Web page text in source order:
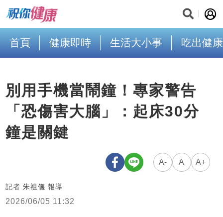
首頁 健康即時 生活大小事 吃出健康
別用手機當鬧鐘！專家警告
「恐傷害大腦」：起床30分
鐘是關鍵
A- A A+
記者 朱祖儀 報導
2026/06/05 11:32